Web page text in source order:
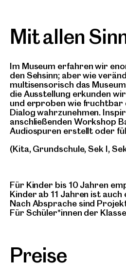
Mit allen
Im Museum erfahren wir
den Sehsinn; aber wie
multisensorisch das
die Ausstellung erkunden
und erproben wie fruchtbar
Dialog wahrzunehmen.
anschließenden Workshop
Audiospuren erstellt oder
(Kita, Grundschule, Sek I,
Für Kinder bis 10 Jahren
Kinder ab 11 Jahren ist
Nach Absprache sind
Für Schüler*innen der
Preise